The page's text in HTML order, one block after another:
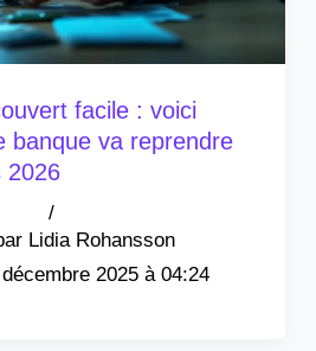
facile : voici
banque va reprendre
2026
Lidia Rohansson
/
2025 à 04:24